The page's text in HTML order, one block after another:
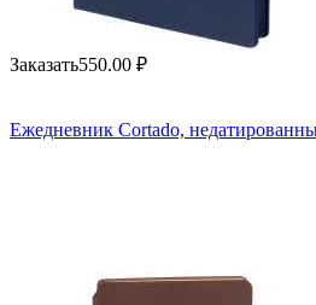
Заказать550.00 ₽
Ежедневник Cortado,